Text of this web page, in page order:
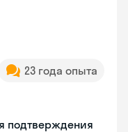
23 года опыта
подтверждения